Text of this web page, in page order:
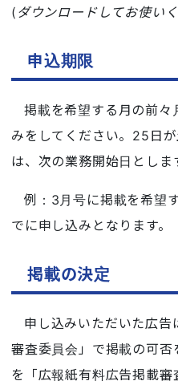
( ダウンロードしてお使い
申込期限
掲載を希望する月の前
みをしてください。25日
は、次の業務開始日としま
例：3月号に掲載を希望
でに申し込みとなります。
掲載の決定
申し込みいただいた広
審査委員会」で掲載の可
を「広報紙有料広告掲載審